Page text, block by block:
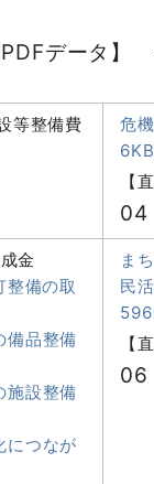
PDFデータ】
等整備費
危
【
04
金
整備の取
備品整備
施設整備
につなが
ま
民
【
06